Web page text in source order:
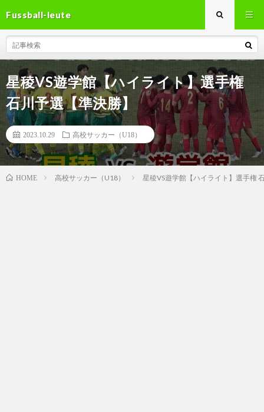
Fussball-leute
星稜VS遊学館【ハイライト】選手権
石川予選【準決勝】
2023.10.29 高校サッカー（U18）
HOME 高校サッカー（U18） 星稜VS遊学館【ハイライト】選手権